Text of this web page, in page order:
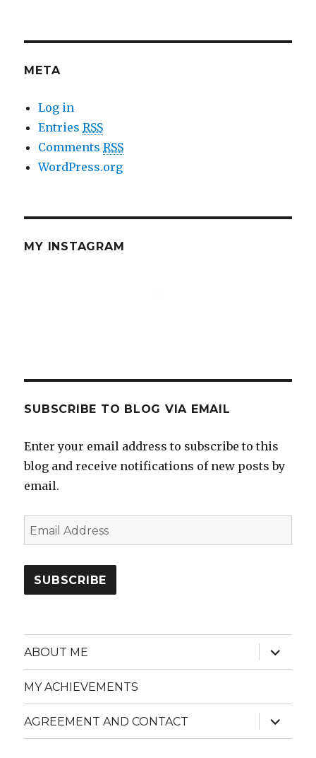
META
Log in
EntriesRSS
CommentsRSS
WordPress.org
MY INSTAGRAM
SUBSCRIBE TO BLOG VIA EMAIL
Enter your email address to subscribe to this
blog and receive notifications of new posts by
email.
Email
Address
SUBSCRIBE
ABOUT ME
expand
child
menu
MY ACHIEVEMENTS
AGREEMENT AND CONTACT
expand
child
menu